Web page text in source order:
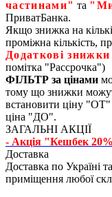
частинами" та
ПриватБанка.
Якщо знижка на
проміжна кількість,
Додаткові знижки
помітка "Рассрочка")
ФІЛЬТР за цінами
тому що знижки
встановити ціну "ОТ"
ціна "ДО".
ЗАГАЛЬНІ АКЦІЇ
- Акція "Кешбек
Доставка
Доставка по Україні
приміщення любої